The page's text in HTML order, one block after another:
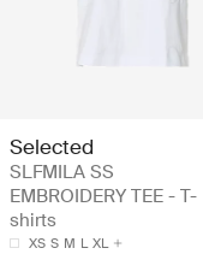
Selected
SLFMILA SS
EMBROIDERY TEE - T-
shirts
XS S M L XL